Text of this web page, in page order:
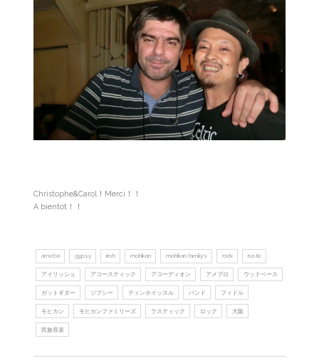
Christophe&Carol！Merci！！
A bientot！！
ameba gypsy irish mohikan mohikan family's rock rustic
アイリッシュ アコースティック アコーディオン アメブロ ウッドベース
ガットギター ジプシー ティンホイッスル バンド フィドル
モヒカン モヒカンファミリーズ ラスティック ロック 大阪
民族音楽